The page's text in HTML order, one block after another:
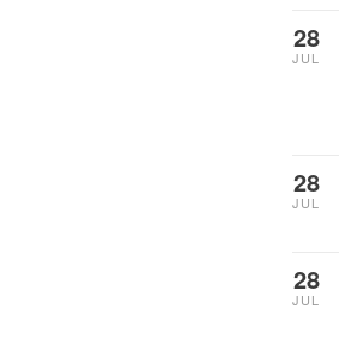
28
JUL
28
JUL
28
JUL